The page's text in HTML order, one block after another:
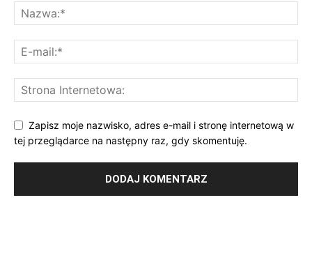
Zapisz moje nazwisko, adres e-mail i stronę internetową w
tej przeglądarce na następny raz, gdy skomentuję.